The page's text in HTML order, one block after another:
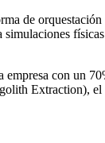
de
con un
Extraction),